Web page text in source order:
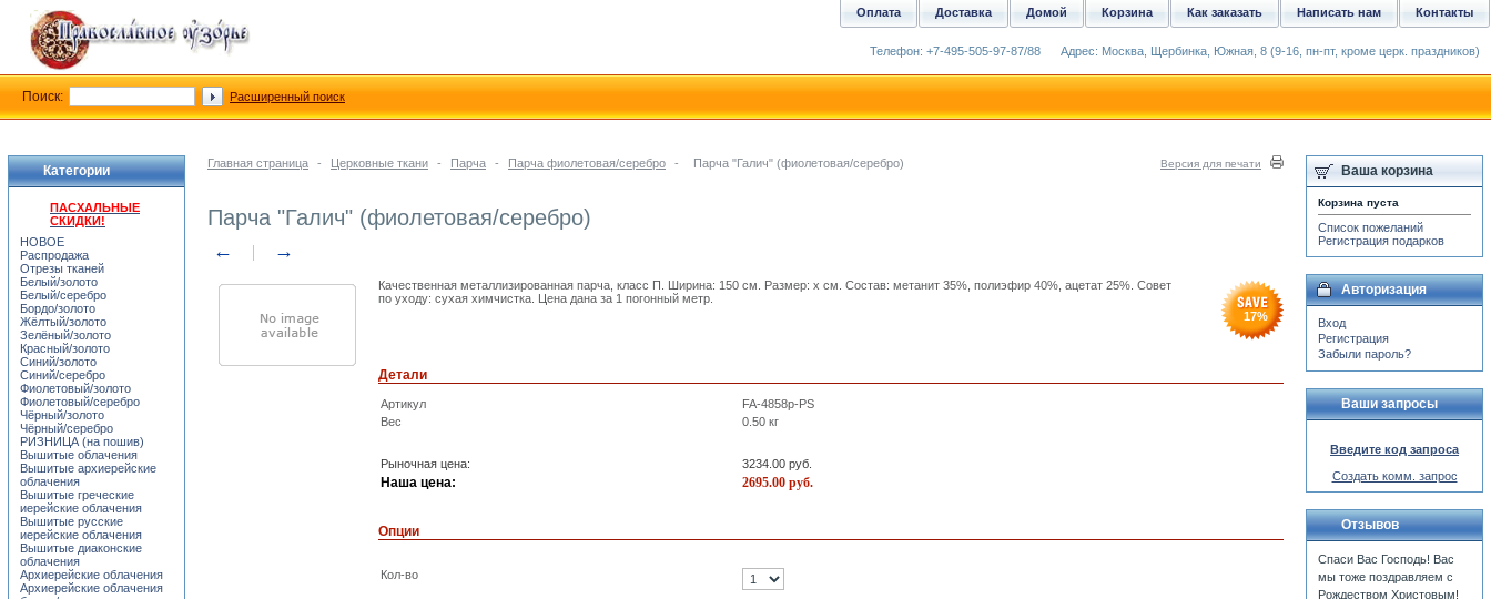
Главная страница - Церковные ткани - Парча - Парча фиолетовая/серебро - Парча "Галич" (фиолетовая/серебро) Версия для печати
Парча "Галич" (фиолетовая/серебро)
← →
Качественная металлизированная парча, класс П. Ширина: 150 см. Размер: x см. Состав: метанит 35%, полиэфир 40%, ацетат 25%. Совет
по уходу: сухая химчистка. Цена дана за 1 погонный метр.
17%
Детали
Артикул
FA-4858p-PS
Вес
0.50 кг
Рыночная цена: 3234.00 руб.
Наша цена: 2695.00 руб.
Опции
Кол-во
Категории
ПАСХАЛЬНЫЕ
СКИДКИ!
НОВОЕ
Распродажа
Отрезы тканей
Белый/золото
Белый/серебро
Бордо/золото
Жёлтый/золото
Зелёный/золото
Красный/золото
Синий/золото
Синий/серебро
Фиолетовый/золото
Фиолетовый/серебро
Чёрный/золото
Чёрный/серебро
РИЗНИЦА (на пошив)
Вышитые облачения
Вышитые архиерейские
облачения
Вышитые греческие
иерейские облачения
Вышитые русские
иерейские облачения
Вышитые диаконские
облачения
Архиерейские облачения
Архиерейские облачения
Ваша корзина
Корзина пуста
Список пожеланий
Регистрация подарков
Авторизация
Вход
Регистрация
Забыли пароль?
Ваши запросы
Введите код запроса
Создать комм. запрос
Отзывов
Спаси Вас Господь! Вас
мы тоже поздравляем с
Рождеством Христовым!
Контакты
Написать нам
Как заказать
Корзина
Домой
Доставка
Оплата
Телефон: +7-495-505-97-87/88 Адрес: Москва, Щербинка, Южная, 8 (9-16, пн-пт, кроме церк. праздников)
Поиск: Расширенный поиск